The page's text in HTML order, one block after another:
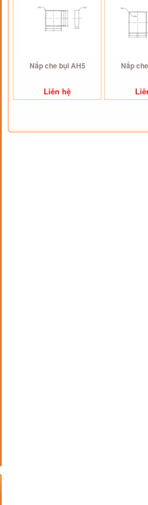
Nắp che bụi AH5
Liên hệ
Nắp